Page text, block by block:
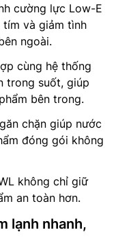
cường lực Low-E
và giảm tình
ngoài.
cùng hệ thống
trong suốt, giúp
bên trong.
chặn giúp nước
đóng gói không
không chỉ giữ
an toàn hơn.
lạnh nhanh,